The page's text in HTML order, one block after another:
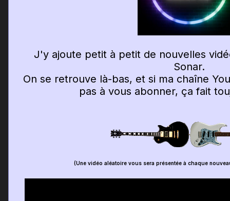
J'y ajoute petit à petit de nouvelles
Sonar.
On se retrouve là-bas, et si ma chaîne
pas à vous abonner, ça fait
(Une vidéo aléatoire vous sera présentée à chaque